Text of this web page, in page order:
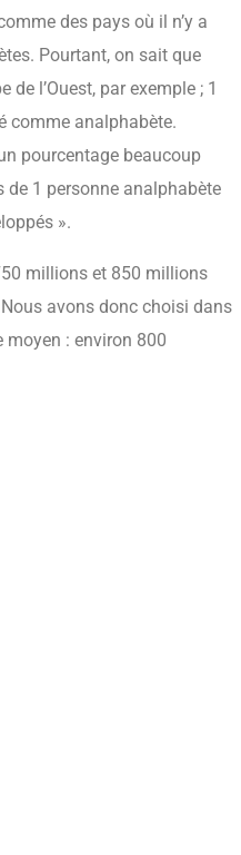
des pays où il n’y a
Pourtant, on sait que
de l’Ouest, par exemple ; 1
comme analphabète.
pourcentage beaucoup
de 1 personne analphabète
».
millions et 850 millions
avons donc choisi dans
moyen : environ 800